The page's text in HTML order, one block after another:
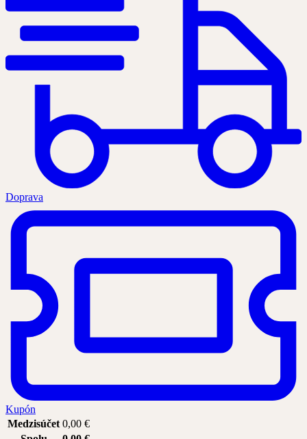
Doprava
Kupón
Medzisúčet 0,00 €